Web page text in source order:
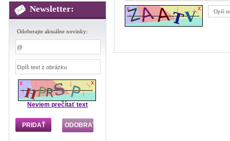
Newsletter:
Odoberajte aktuálne novinky:
Neviem prečítať text